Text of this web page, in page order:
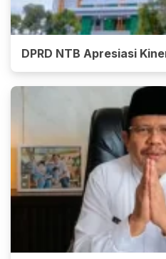
DPRD NTB Apresiasi